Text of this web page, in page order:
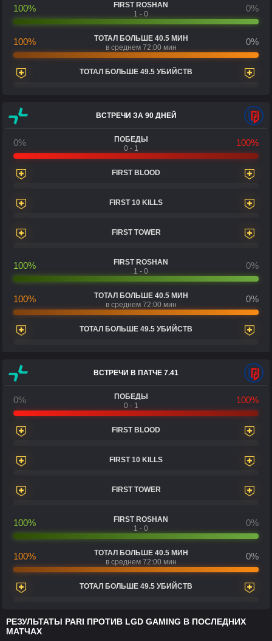
100%
FIRST ROSHAN
1 - 0
0%
100%
ТОТАЛ БОЛЬШЕ 40.5 МИН
в среднем 72:00 мин
0%
ТОТАЛ БОЛЬШЕ 49.5 УБИЙСТВ
ВСТРЕЧИ ЗА 90 ДНЕЙ
0%
ПОБЕДЫ
0 - 1
100%
FIRST BLOOD
FIRST 10 KILLS
FIRST TOWER
100%
FIRST ROSHAN
1 - 0
0%
100%
ТОТАЛ БОЛЬШЕ 40.5 МИН
в среднем 72:00 мин
0%
ТОТАЛ БОЛЬШЕ 49.5 УБИЙСТВ
ВСТРЕЧИ В ПАТЧЕ 7.41
0%
ПОБЕДЫ
0 - 1
100%
FIRST BLOOD
FIRST 10 KILLS
FIRST TOWER
100%
FIRST ROSHAN
1 - 0
0%
100%
ТОТАЛ БОЛЬШЕ 40.5 МИН
в среднем 72:00 мин
0%
ТОТАЛ БОЛЬШЕ 49.5 УБИЙСТВ
РЕЗУЛЬТАТЫ PARI ПРОТИВ LGD GAMING В ПОСЛЕДНИХ
МАТЧАХ